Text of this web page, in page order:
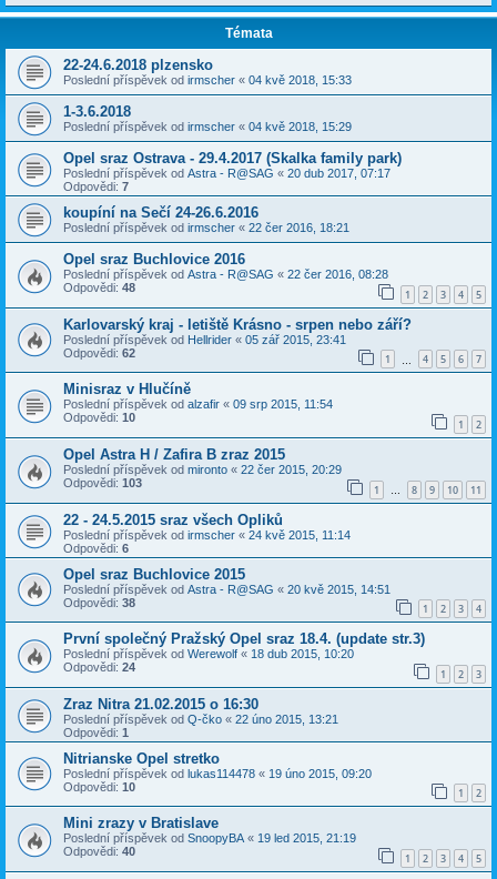
Témata
22-24.6.2018 plzensko
Poslední příspěvek od irmscher « 04 kvě 2018, 15:33
1-3.6.2018
Poslední příspěvek od irmscher « 04 kvě 2018, 15:29
Opel sraz Ostrava - 29.4.2017 (Skalka family park)
Poslední příspěvek od Astra - R@SAG « 20 dub 2017, 07:17
Odpovědi: 7
koupíní na Sečí 24-26.6.2016
Poslední příspěvek od irmscher « 22 čer 2016, 18:21
Opel sraz Buchlovice 2016
Poslední příspěvek od Astra - R@SAG « 22 čer 2016, 08:28
Odpovědi: 48 1 2 3 4 5
Karlovarský kraj - letiště Krásno - srpen nebo září?
Poslední příspěvek od Hellrider « 05 zář 2015, 23:41
Odpovědi: 62 1 4 5 6 7
Minisraz v Hlučíně
Poslední příspěvek od alzafir « 09 srp 2015, 11:54
Odpovědi: 10 1 2
Opel Astra H / Zafira B zraz 2015
Poslední příspěvek od mironto « 22 čer 2015, 20:29
Odpovědi: 103 1 … 8 9 10 11
22 - 24.5.2015 sraz všech Opliků
Poslední příspěvek od irmscher « 24 kvě 2015, 11:14
Odpovědi: 6
Opel sraz Buchlovice 2015
Poslední příspěvek od Astra - R@SAG « 20 kvě 2015, 14:51
Odpovědi: 38 1 2 3 4
První společný Pražský Opel sraz 18.4. (update str.3)
Poslední příspěvek od Werewolf « 18 dub 2015, 10:20
Odpovědi: 24 1 2 3
Zraz Nitra 21.02.2015 o 16:30
Poslední příspěvek od Q-čko « 22 úno 2015, 13:21
Odpovědi: 1
Nitrianske Opel stretko
Poslední příspěvek od lukas114478 « 19 úno 2015, 09:20
Odpovědi: 10 1 2
Mini zrazy v Bratislave
Poslední příspěvek od SnoopyBA« 19 led 2015, 21:19
Odpovědi: 40 1 2 3 4 5